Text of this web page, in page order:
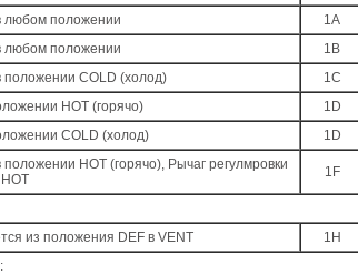
любом положении
1A
любом положении
1B
положении COLD (холод)
1C
HOT (горячо)
1D
COLD (холод)
1D
HOT (горячо), Рычаг регулмровки
1F
из положения DEF в VENT
1H